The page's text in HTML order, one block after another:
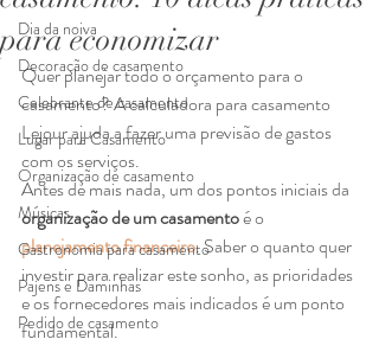
Dia da noiva
Decoração de casamento
Celebrante de casamento
Lugar para Casamento
Organização de casamento
Músicas
Gastronomia para casamento
Pajens e Daminhas
Pedido de casamento
para economizar
Quer planejar todo o orçamento para o
casamento? A calculadora para casamento
Lejour ajuda a fazer uma previsão de gastos
com os serviços.
Antes de mais nada, um dos pontos iniciais da
organização de um casamento é o
planejamento financeiro. Saber o quanto quer
investir para realizar este sonho, as prioridades
e os fornecedores mais indicados é um ponto
fundamental.